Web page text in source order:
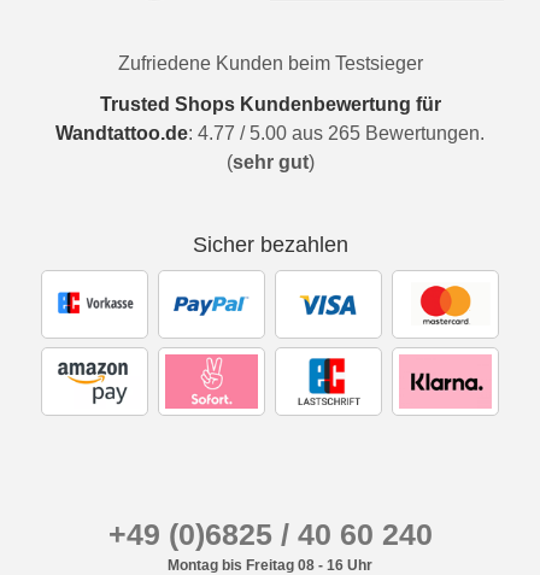
Zufriedene Kunden beim Testsieger
Trusted Shops Kundenbewertung für
Wandtattoo.de: 4.77 / 5.00 aus 265 Bewertungen.
(sehr gut)
Sicher bezahlen
+49 (0)6825 / 40 60 240
Montag bis Freitag 08 - 16 Uhr